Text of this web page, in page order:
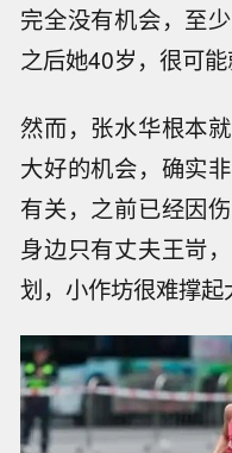
完全没有机会，至
之后她40岁，很可能
然而，张水华根本
大好的机会，确实
有关，之前已经因
身边只有丈夫王岢
划，小作坊很难撑起